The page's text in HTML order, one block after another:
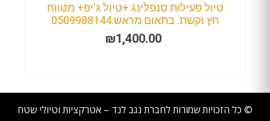
טיול פעילות סנפלינג +טיול ג'יפ+ מטווח
חץ וקשת. בתאום מראש.0509988144
₪1,400.00
© כל הזכויות שמורות לחברת נגב לנד – אטרקציות וטיולי שטח